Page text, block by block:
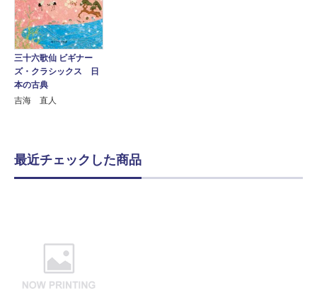
三十六歌仙 ビギナー
ズ・クラシックス 日
本の古典
吉海 直人
最近チェックした商品